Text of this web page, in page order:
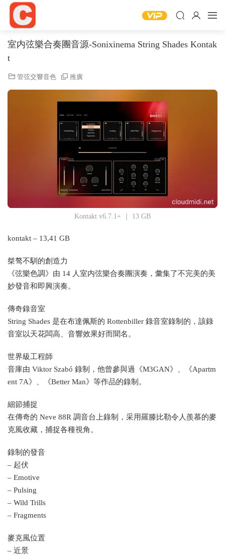
室内弦樂合奏團音源-Sonixinema String Shades Kontak
t
管弦交響音色 推廣
Kontakt v6.7.1+ ｜ 13 GB
kontakt – 13,41 GB
桀骜不馴的創造力
《弦樂色調》由 14 人室内弦樂合奏團演奏，彙集了不完美的美
妙發音和即興演奏。
傳奇錄音室
String Shades 是在布達佩斯的 Rottenbiller 錄音室錄制的，該錄
音室以天花闆高、音響效果好而聞名。
世界級工程師
音庫由 Viktor Szabó 錄制，他曾參與過《M3GAN》、《Apartm
ent 7A》、《Better Man》等作品的錄制。
細節捕捉
在傳奇的 Neve 88R 調音台上錄制，采用羅滕比勒令人羨慕的麥
克風收藏，捕捉各種視角。
錄制的發音
– 起伏
– Emotive
– Pulsing
– Wild Trills
– Fragments
麥克風位置
– 近景